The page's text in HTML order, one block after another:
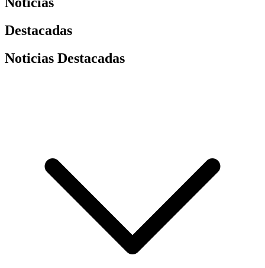
Destacadas
Noticias Destacadas